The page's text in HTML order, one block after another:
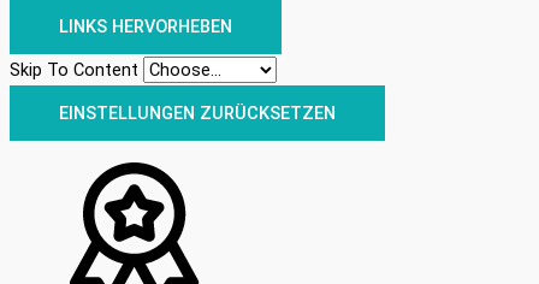
LINKS HERVORHEBEN
Skip To Content
EINSTELLUNGEN ZURÜCKSETZEN